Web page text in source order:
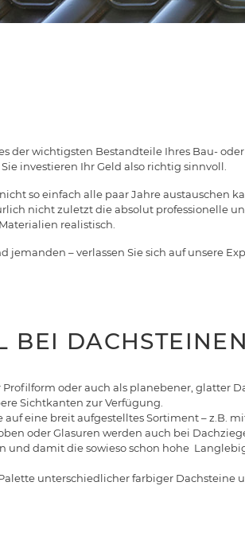
der wichtigsten Bestandteile Ihres Bau-
investieren Ihr Geld also richtig sinnvoll.
so einfach alle paar Jahre
nicht zuletzt die absolut professionelle
realistisch.
jemanden – verlassen Sie sich auf unsere
BEI
oder auch als planebener, glatter
Sichtkanten zur Verfügung.
auf eine breit aufgestelltes Sortiment – z.B.
oder Glasuren werden auch bei
und damit die sowieso schon hohe
unterschiedlicher farbiger Dachsteine